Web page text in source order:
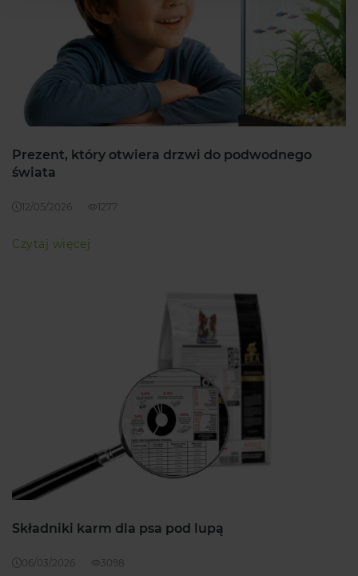
Prezent, który otwiera drzwi do podwodnego
świata
12/05/2026 1277
Czytaj więcej
Składniki karm dla psa pod lupą
06/03/2026 3098